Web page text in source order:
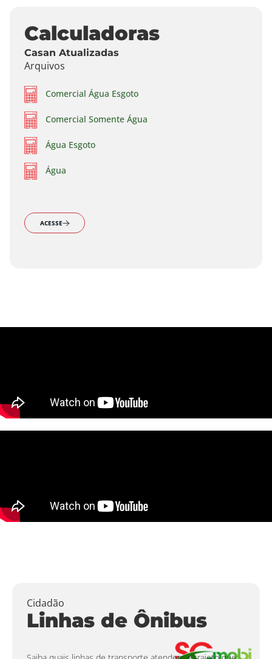
Calculadoras
Casan Atualizadas
Arquivos
Comercial Água Esgoto
Comercial Somente Água
Água Esgoto
Água
ACESSE
Cidadão
Linhas de Ônibus